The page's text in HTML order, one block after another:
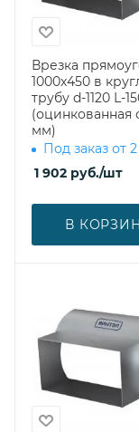
Врезка
1000х450 в
трубу d-1120 L-
(оцинкованная
мм)
Под заказ от
1 902 руб./шт
В